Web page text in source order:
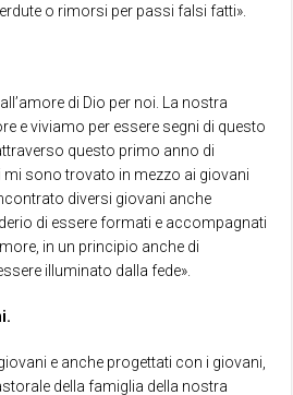
o rimorsi per passi falsi fatti».
di Dio per noi. La nostra
e viviamo per essere segni di questo
questo primo anno di
mi sono trovato in mezzo ai giovani
diversi giovani anche
di essere formati e accompagnati
in un principio anche di
illuminato dalla fede».
e anche progettati con i giovani,
della famiglia della nostra